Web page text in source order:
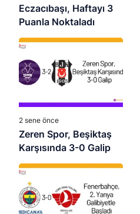
Eczacıbaşı, Haftayı 3
Puanla Noktaladı
2 sene önce
Zeren Spor, Beşiktaş
Karşısında 3-0 Galip